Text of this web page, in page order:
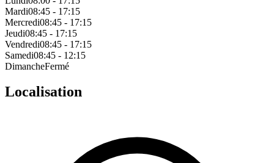
Mardi08:45 - 17:15
Mercredi08:45 - 17:15
Jeudi08:45 - 17:15
Vendredi08:45 - 17:15
Samedi08:45 - 12:15
DimancheFermé
Localisation